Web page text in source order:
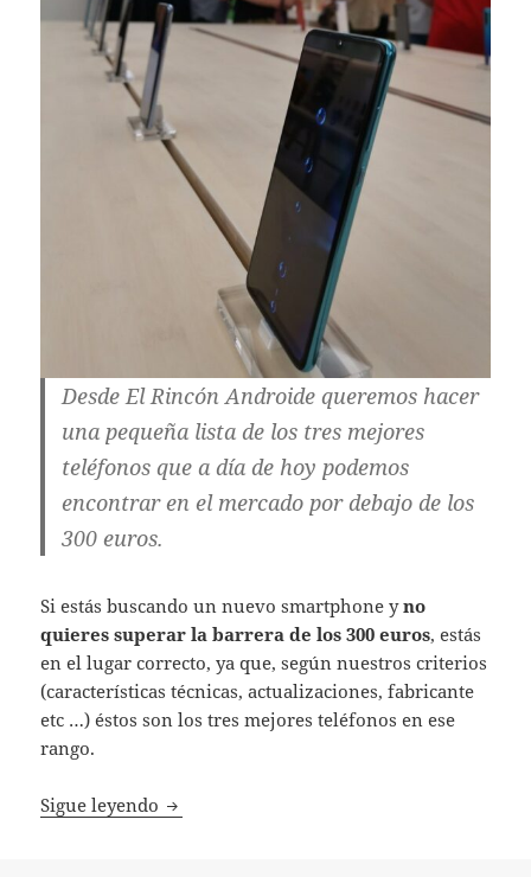
Desde El Rincón Androide queremos hacer
una pequeña lista de los tres mejores
teléfonos que a día de hoy podemos
encontrar en el mercado por debajo de los
300 euros.
Si estás buscando un nuevo smartphone yno
quieres superar la barrera de los 300 euros, estás
en el lugar correcto, ya que, según nuestros criterios
(características técnicas, actualizaciones, fabricante
etc …) éstos son los tres mejores teléfonos en ese
rango.
Sigue leyendo Los tres mejores móviles por menos de